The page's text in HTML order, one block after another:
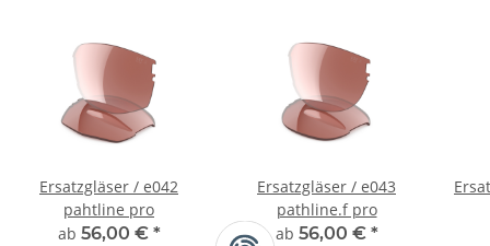
Ersatzgläser / e042
pahtline pro
ab 56,00 € *
Ersatzgläser / e043
pathline.f pro
ab 56,00 € *